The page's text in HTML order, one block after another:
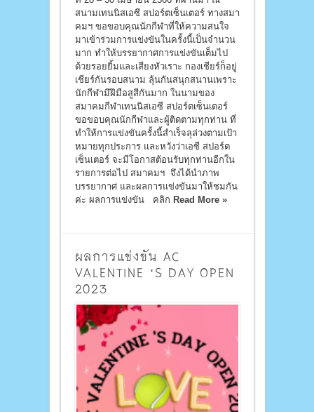
สนามเทนนิสเอซี สปอร์ตเซ็นเตอร์ ทางสมา
คมฯ ขอขอบคุณนักกีฬาที่ให้ความสนใจ
มาเข้าร่วมการแข่งขันในครั้งนี้เป็นจำนวน
มาก ทำให้บรรยากาศการแข่งขันเต็มไป
ด้วยรอยยิ้มและเสียงหัวเราะ กองเชียร์ก็อยู่
เชียร์กันรอบสนาม ลุ้นกันสนุกสนานเพราะ
นักกีฬามีฝีมือสูสีกันมาก ในนามของ
สมาคมกีฬาเทนนิสเอซี สปอร์ตเซ็นเตอร์
ขอขอบคุณนักกีฬาและผู้ติดตามทุกท่าน ที่
ทำให้การแข่งขันครั้งนี้สำเร็จลุล่วงตามเป้า
หมายทุกประการ และหวังว่าเอซี สปอร์ต
เซ็นเตอร์ จะมีโอกาสต้อนรับทุกท่านอีกใน
รายการต่อไป สมาคมฯ จึงได้นำภาพ
บรรยากาศ และผลการแข่งขันมาให้ชมกัน
ค่ะ ผลการแข่งขัน คลิก Read More »
ผลการแข่งขัน AC
VALENTINE ‘S DAY OPEN
2023